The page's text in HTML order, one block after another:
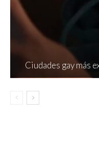
Ciudades gay más